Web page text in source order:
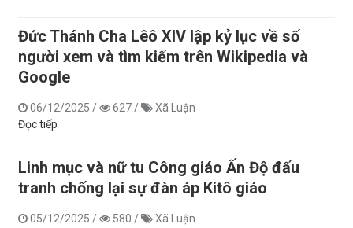
Đức Thánh Cha Lêô XIV lập kỷ lục về số
người xem và tìm kiếm trên Wikipedia và
Google
06/12/2025 / 627 /
Xã Luận
Đọc tiếp
Linh mục và nữ tu Công giáo Ấn Độ đấu
tranh chống lại sự đàn áp Kitô giáo
05/12/2025 / 580 /
Xã Luận